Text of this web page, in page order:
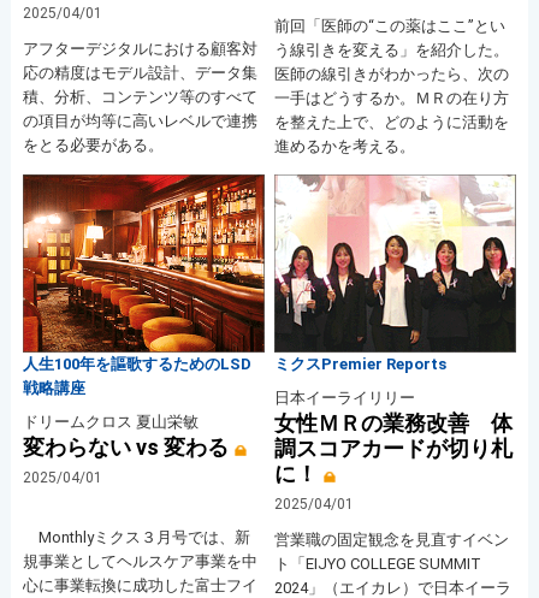
2025/04/01
アフターデジタルにおける顧客対
応の精度はモデル設計、データ集
積、分析、コンテンツ等のすべて
の項目が均等に高いレベルで連携
をとる必要がある。
前回「医師の“この薬はここ”とい
う線引きを変える」を紹介した。
医師の線引きがわかったら、次の
一手はどうするか。ＭＲの在り方
を整えた上で、どのように活動を
進めるかを考える。
人生100年を謳歌するためのLSD
戦略講座
ドリームクロス 夏山栄敏
変わらない vs 変わる
2025/04/01
Monthlyミクス３月号では、新
規事業としてヘルスケア事業を中
心に事業転換に成功した富士フイ
ミクスPremier Reports
日本イーライリリー
女性ＭＲの業務改善 体
調スコアカードが切り札
に！
2025/04/01
営業職の固定観念を見直すイベン
ト「EIJYO COLLEGE SUMMIT
2024」（エイカレ）で日本イーラ